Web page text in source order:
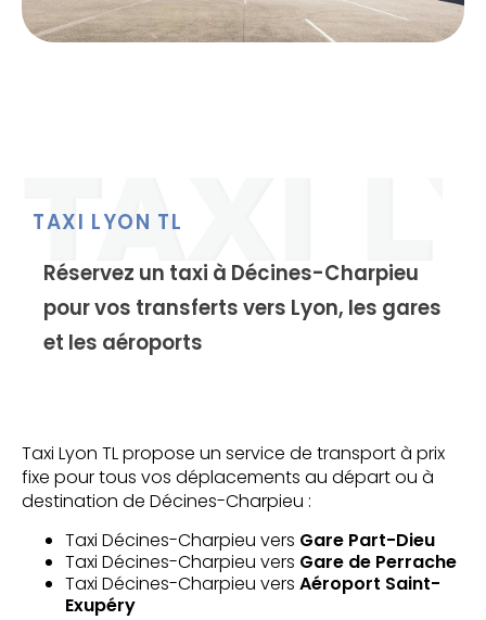
TAXI LYON TL
Réservez un taxi à Décines-Charpieu
pour vos transferts vers Lyon, les gares
et les aéroports
Taxi Lyon TL propose un service de transport à prix
fixe pour tous vos déplacements au départ ou à
destination de Décines-Charpieu :
Taxi Décines-Charpieu vers Gare Part-Dieu
Taxi Décines-Charpieu vers Gare de Perrache
Taxi Décines-Charpieu vers Aéroport Saint-
Exupéry